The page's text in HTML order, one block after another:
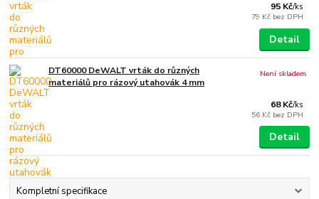
95 Kč/ks
79 Kč bez DPH
Detail
DT60000 DeWALT vrták do různých
materiálů pro rázový utahovák 4 mm
68 Kč/ks
56 Kč bez DPH
Není skladem
Detail
Kompletní specifikace